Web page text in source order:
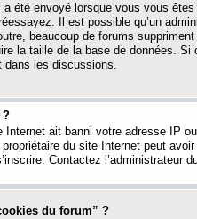
a été envoyé lorsque vous vous
Il est possible qu’un
beaucoup de forums
la taille de la base de données.
dans les discussions.
?
Internet ait banni votre adresse IP
du site Internet peut
Contactez l’administrateur
du forum” ?